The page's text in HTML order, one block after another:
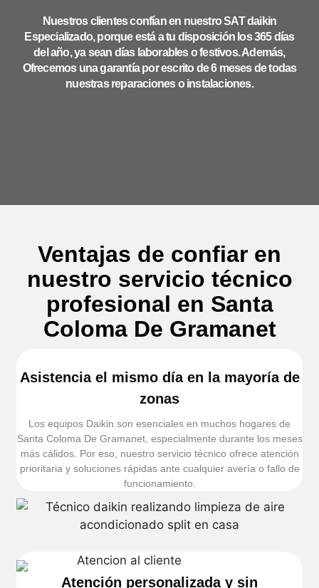
Nuestros clientes confían en nuestro SAT daikin
Especializado, porque está a tu disposición los 365 días
del año, ya sean días laborables o festivos. Además,
Ofrecemos una garantía por escrito de 6 meses de todas
nuestras reparaciones o instalaciones.
Ventajas de confiar en
nuestro servicio técnico
profesional en Santa
Coloma De Gramanet
Asistencia el mismo día en la mayoría de
zonas
Los equipos Daikin son esenciales en muchos hogares de
Santa Coloma De Gramanet, especialmente durante los meses
más cálidos. Por eso, nuestro servicio técnico ofrece atención
prioritaria y soluciones rápidas ante cualquier avería o fallo de
funcionamiento.
Atención personalizada y sin